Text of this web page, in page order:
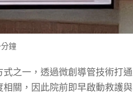
鐘
之一，透過微創導管技術打通
關，因此院前即早啟動救護與